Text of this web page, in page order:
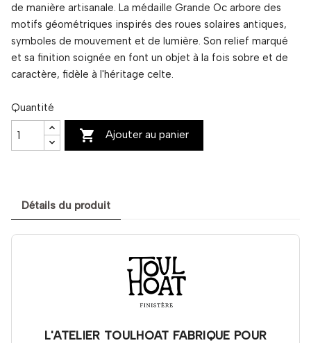
de manière artisanale. La médaille Grande Oc arbore des
motifs géométriques inspirés des roues solaires antiques,
symboles de mouvement et de lumière. Son relief marqué
et sa finition soignée en font un objet à la fois sobre et de
caractère, fidèle à l'héritage celte.
Quantité
 Ajouter au panier
Détails du produit
L'ATELIER TOULHOAT FABRIQUE POUR